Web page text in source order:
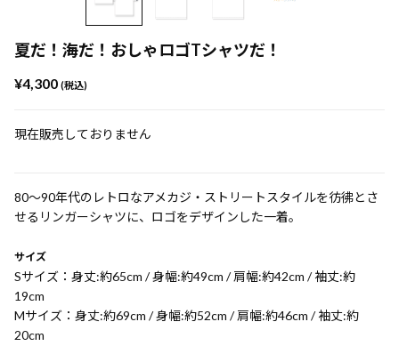
夏だ！海だ！おしゃロゴTシャツだ！
¥4,300 (税込)
現在販売しておりません
80〜90年代のレトロなアメカジ・ストリートスタイルを彷彿とさ
せるリンガーシャツに、ロゴをデザインした一着。
サイズ
Sサイズ：身丈:約65cm / 身幅:約49cm / 肩幅:約42cm / 袖丈:約
19cm
Mサイズ：身丈:約69cm / 身幅:約52cm / 肩幅:約46cm / 袖丈:約
20cm